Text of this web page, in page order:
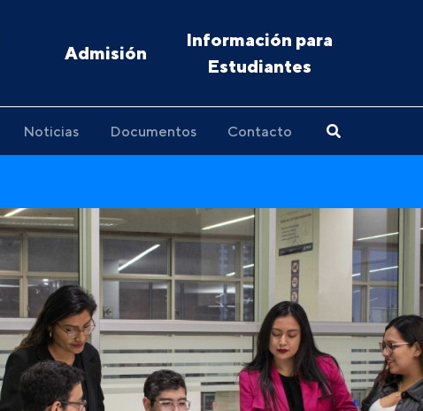
Admisión
Información para
Estudiantes
Noticias Documentos Contacto